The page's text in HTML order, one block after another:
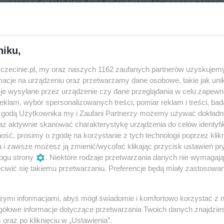
do całości indywidualną i wysublimowaną
zespół jazzowy oraz jeden z najciekawszych
kwartetu smyczkowego z szeroko rozumianą
Filharmonii w Szczecinie, między innymi w ramach
ogromną popularnością.
aranżer. Równie namiętnym uczuciem darzy muzykę
też od romansów z popem. Nagrywa autorskie
Artysta regularnie koncertuje, wydaje,
projekty. Stworzył także muzykę do wielu filmów i
czy 1983.
producent muzyczny i autor tekstów. Tworzy
trzeciego nurtu w muzyce jazzowej, czyli łączenia
szeroko pojętej muzyki ilustracyjnej. Zajmuje się
filmów animowanych, dokumentalnych i
my oraz naszych 1162 zaufanych partnerów
na urządzeniu oraz przetwarzamy dane osobowe, takie jak
wysyłane przez urządzenie czy dane przeglądania w celu
wybór spersonalizowanych treści, pomiar reklam i treści,
Użytkownika my i Zaufani Partnerzy możemy używać
aktywnie skanować charakterystykę urządzenia do celów
prosimy o zgodę na korzystanie z tych technologii poprzez
i zawsze możesz ją zmienić/wycofać klikając przycisk ustawień
strony
. Niektóre rodzaje przetwarzania danych nie
się takiemu przetwarzaniu. Preferencje będą miały
informacjami, abyś mógł świadomie i komfortowo korzystać z
informacje dotyczące przetwarzania Twoich danych
oraz po kliknięciu w „Ustawienia”.